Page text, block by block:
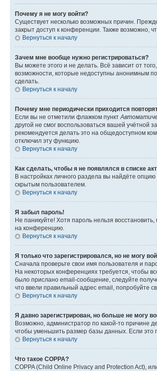
Почему я не могу войти?
Существует несколько возможных причин.
закрыт доступ к конференции. Также возможно,
Вернуться к началу
Зачем мне вообще нужно регистрироваться?
Вы можете этого и не делать. Всё зависит от
возможности, которые недоступны анонимным
сделать.
Вернуться к началу
Почему мне периодически приходится
Если вы не отметили флажком пункт
другой не смог воспользоваться вашей
рекомендуется делать это на общедоступном
отключил эту функцию.
Вернуться к началу
Как сделать, чтобы я не появлялся в списке
В настройках личного раздела вы найдёте опцию
скрытым пользователем.
Вернуться к началу
Я забыл пароль!
Не паникуйте! Хотя пароль нельзя
на конференцию.
Вернуться к началу
Я только что зарегистрировался, но не могу
Сначала проверьте свои имя пользователя и
На некоторых конференциях требуется, чтобы
было прислано email-сообщение, следуйте
что ввели правильный адрес email, попробуйте
Вернуться к началу
Я давно зарегистрирован, но больше не могу
Возможно, администратор по какой-то причине
чтобы уменьшить размер базы данных. Если это
Вернуться к началу
Что такое COPPA?
COPPA (Child Online Privacy and Protection Act),